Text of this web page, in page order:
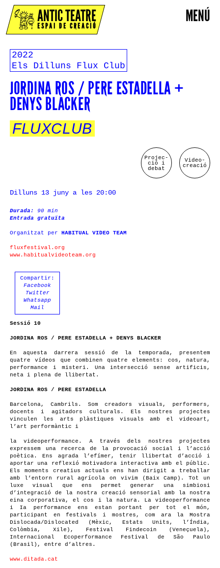
MENÚ
ANTIC TEATRE
ESPAI DE CREACIÓ
2022
Els Dilluns Flux Club
JORDINA ROS / PERE ESTADELLA +
DENYS BLACKER
FLUXCLUB
Video-
creació
Projec-
ció i
debat
Dilluns 13 juny a les 20:00
Durada: 90 min
Entrada gratuïta
Organitzat per HABITUAL VIDEO TEAM
fluxfestival.org
www.habitualvideoteam.org
Compartir:
Facebook
Twitter
Whatsapp
Mail
Sessió 10
JORDINA ROS / PERE ESTADELLA + DENYS BLACKER
En aquesta darrera sessió de la temporada, presentem
quatre vídeos que combinen quatre elements: cos, natura,
performance i misteri. Una intersecció sense artificis,
neta i plena de llibertat.
JORDINA ROS / PERE ESTADELLA
Barcelona, Cambrils. Som creadors visuals, performers,
docents i agitadors culturals. Els nostres projectes
vinculen les arts plàstiques visuals amb el videoart,
l’art performàntic i
la videoperformance. A través dels nostres projectes
expressem una recerca de la provocació social i l’acció
poètica. Ens agrada l’efímer, tenir llibertat d’acció i
aportar una reflexió motivadora interactiva amb el públic.
Els moments creatius actuals ens han dirigit a treballar
amb l’entorn rural agrícola on vivim (Baix Camp). Tot un
luxe visual que ens permet generar una simbiosi
d’integració de la nostra creació sensorial amb la nostra
eina corporativa, el cos i la natura. La videoperformance
i Ia performance ens estan portant per tot el món,
participant en festivals i mostres, com ara la Mostra
Dislocada/Dislocated (Mèxic, Estats Units, l’Índia,
Colòmbia, Xile), Festival Findecoin (Veneçuela),
Internacional Ecoperformance Festival de São Paulo
(Brasil), entre d’altres.
www.ditada.cat